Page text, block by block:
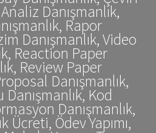
Danışmanlık,
Rapor
Danışmanlık, Video
Reaction Paper
Review Paper
Danışmanlık,
Kod
Danışmanlık,
Ücreti, Ödev Yapımı,